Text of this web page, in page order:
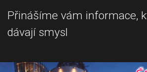
Přinášíme vám informace,
dávají smysl